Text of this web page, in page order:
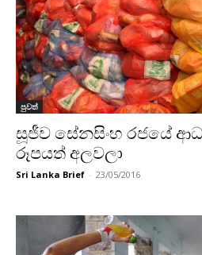
පුවත්
සූජීව සේනසිංහ රජයේ
රූපයත් අලවලා
Sri Lanka Brief - 23/05/2016